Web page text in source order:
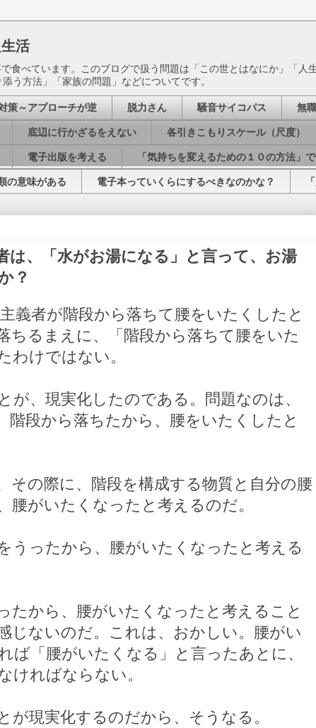
活
食べています。このブログで扱う問題は「この世とはなにか」「
う方法」「家族の問題」などについてです。
策～アプローチが逆 脱力さん 騒音サイコパス 無
底辺に行かざるをえない 各引きこもりスケール（尺度）
電子出版を考える 「気持ちを変えるための１０の方法」
の意味がある 電子本っていくらにするべきなのかな？
は、「水がお湯になる」と言って、お湯
？
義者が階段から落ちて腰をいたくしたと
ちるまえに、「階段から落ちて腰をいた
わけではない。
が、現実化したのである。問題なのは、
階段から落ちたから、腰をいたくしたと
その際に、階段を構成する物質と自分の腰
腰がいたくなったと考えるのだ。
うったから、腰がいたくなったと考える
たから、腰がいたくなったと考えること
じないのだ。これは、おかしい。腰がい
ば「腰がいたくなる」と言ったあとに、
ければならない。
が現実化するのだから、そうなる。